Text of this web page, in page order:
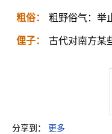
粗俗： 粗野俗气：举
俚子： 古代对南方某
分享到： 更多